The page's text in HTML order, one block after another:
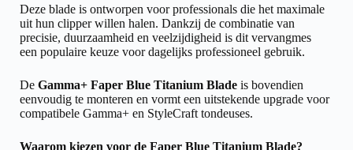
Deze blade is ontworpen voor professionals die het maximale
uit hun clipper willen halen. Dankzij de combinatie van
precisie, duurzaamheid en veelzijdigheid is dit vervangmes
een populaire keuze voor dagelijks professioneel gebruik.
De Gamma+ Faper Blue Titanium Blade is bovendien
eenvoudig te monteren en vormt een uitstekende upgrade voor
compatibele Gamma+ en StyleCraft tondeuses.
Waarom kiezen voor de Faper Blue Titanium Blade?